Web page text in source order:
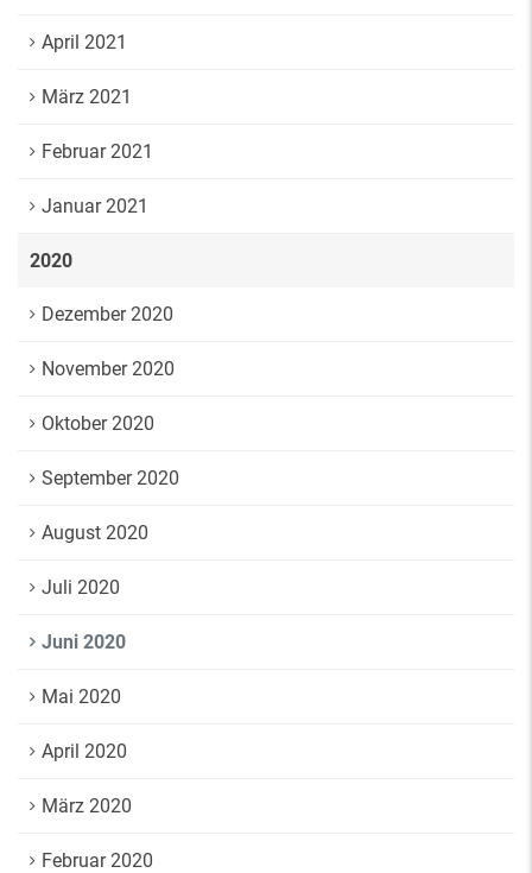
April 2021
März 2021
Februar 2021
Januar 2021
2020
Dezember 2020
November 2020
Oktober 2020
September 2020
August 2020
Juli 2020
Juni 2020
Mai 2020
April 2020
März 2020
Februar 2020